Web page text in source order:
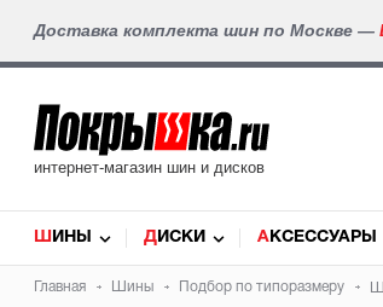
Доставка комплекта шин по Москве —
интернет-магазин шин и дисков
ШИНЫ ДИСКИ АКСЕССУАРЫ
Главная Шины Подбор по типоразмеру